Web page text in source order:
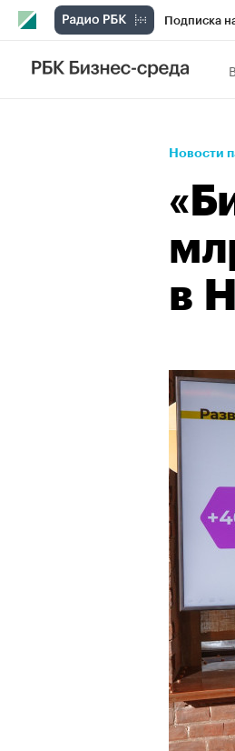
Подписка
РБК Вино
Проверка
Новости
в